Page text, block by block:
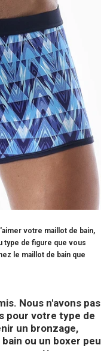
votre maillot de bain,
type de figure que vous
le maillot de bain que
Nous n'avons pas
pour votre type de
un bronzage,
ou un boxer peu